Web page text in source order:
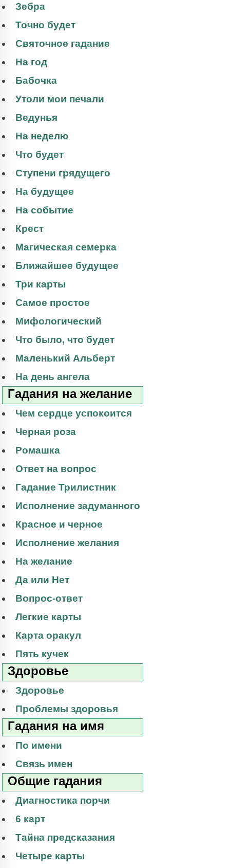
Зебра
Точно будет
Святочное гадание
На год
Бабочка
Утоли мои печали
Ведунья
На неделю
Что будет
Ступени грядущего
На будущее
На событие
Крест
Магическая семерка
Ближайшее будущее
Три карты
Самое простое
Мифологический
Что было, что будет
Маленький Альберт
На день ангела
Гадания на желание
Чем сердце успокоится
Черная роза
Ромашка
Ответ на вопрос
Гадание Трилистник
Исполнение задуманного
Красное и черное
Исполнение желания
На желание
Да или Нет
Вопрос-ответ
Легкие карты
Карта оракул
Пять кучек
Здоровье
Здоровье
Проблемы здоровья
Гадания на имя
По имени
Связь имен
Общие гадания
Диагностика порчи
6 карт
Тайна предсказания
Четыре карты